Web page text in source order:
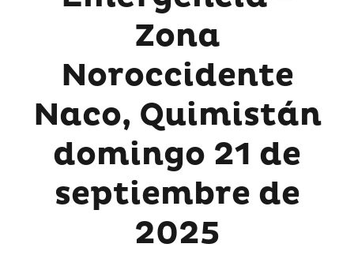
Zona
Noroccidente
Naco, Quimistán
domingo 21 de
septiembre de
2025